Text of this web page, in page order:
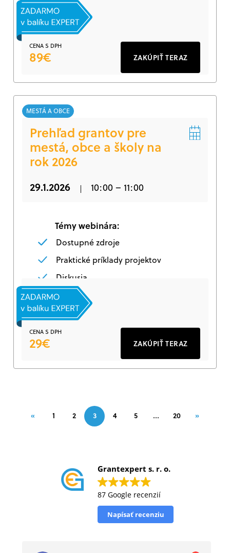
CENA S DPH
89€ ZAKÚPIŤ TERAZ
MESTÁ A OBCE
Prehľad grantov pre
mestá, obce a školy na
rok 2026
29.1.2026 10:00 – 11:00
Témy webinára:
Dostupné zdroje
Praktické príklady projektov
Diskusia
CENA S DPH
29€ ZAKÚPIŤ TERAZ
« 1 2 3 4 5 … 20 »
Grantexpert s. r. o.
87 Google recenzií
Napísať recenziu